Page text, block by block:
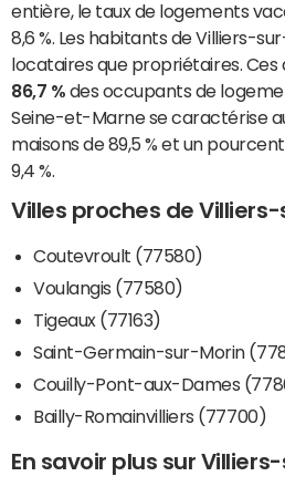
entière, le taux de logements
8,6 %. Les habitants de Villiers-
locataires que propriétaires.
86,7 % des occupants de
Seine-et-Marne se caractérise
maisons de 89,5 % et un
9,4 %.
Villes proches de
Coutevroult (77580)
Voulangis (77580)
Tigeaux (77163)
Saint-Germain-sur-Morin
Couilly-Pont-aux-Dames
Bailly-Romainvilliers (77700)
En savoir plus sur